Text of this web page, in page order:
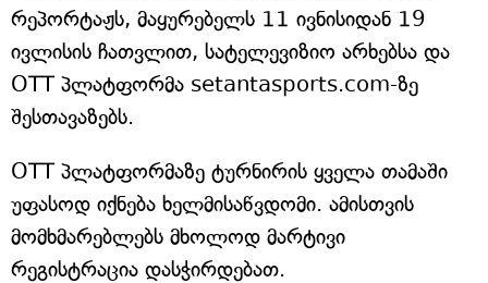
რეპორტაჟს, მაყურებელს 11 ივნისიდან 19
ივლისის ჩათვლით, სატელევიზიო არხებსა და
OTT პლატფორმა setantasports.com-ზე
შესთავაზებს.
OTT პლატფორმაზე ტურნირის ყველა თამაში
უფასოდ იქნება ხელმისაწვდომი. ამისთვის
მომხმარებლებს მხოლოდ მარტივი
რეგისტრაცია დასჭირდებათ.